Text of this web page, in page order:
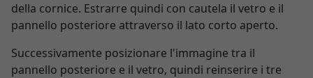
della cornice. Estrarre quindi con cautela il vetro e il
pannello posteriore attraverso il lato corto aperto.
Successivamente posizionare l'immagine tra il
pannello posteriore e il vetro, quindi reinserire i tre